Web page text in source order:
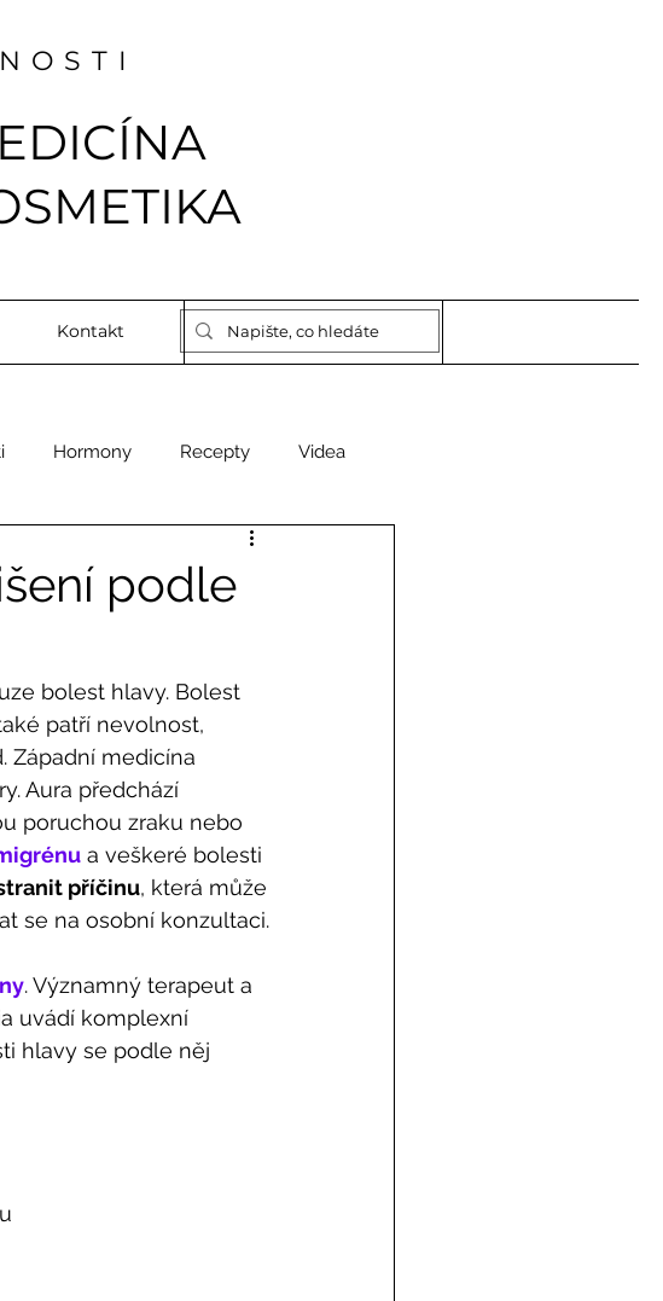
Kontakt
Hormony Recepty Videa
podle
bolest hlavy. Bolest
patří nevolnost,
Západní medicína
Aura předchází
poruchou zraku nebo
a veškeré bolesti
příčinu, která může
se na osobní konzultaci.
. Významný terapeut a
uvádí komplexní
hlavy se podle něj